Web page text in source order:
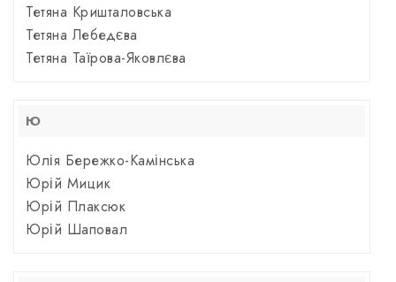
Тетяна Кришталовська
Тетяна Лебедєва
Тетяна Таїрова-Яковлєва
Ю
Юлія Бережко-Камінська
Юрій Мицик
Юрій Плаксюк
Юрій Шаповал